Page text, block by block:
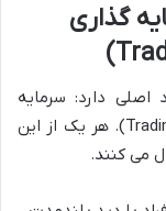
گذاری
اصلی دارد: سرمایه
گذاری بلندمدت (Holding) و معامله گری (Trading). هر یک از این
می کنند.